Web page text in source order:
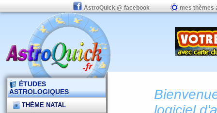
AstroQuick @ facebook mes thèmes
ÉTUDES
ASTROLOGIQUES
THÈME NATAL
logiciel